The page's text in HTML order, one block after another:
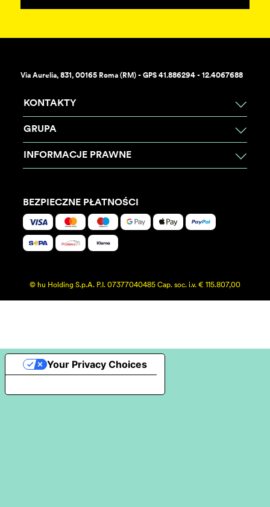
Via Aurelia, 831, 00165 Roma (RM) - GPS 41.886294 - 12.4067688
KONTAKTY
GRUPA
INFORMACJE PRAWNE
BEZPIECZNE PŁATNOŚCI
© hu Holding S.p.A. P.I. 07377040485 Cap. soc. i.v. € 115.807,00
Your Privacy Choices